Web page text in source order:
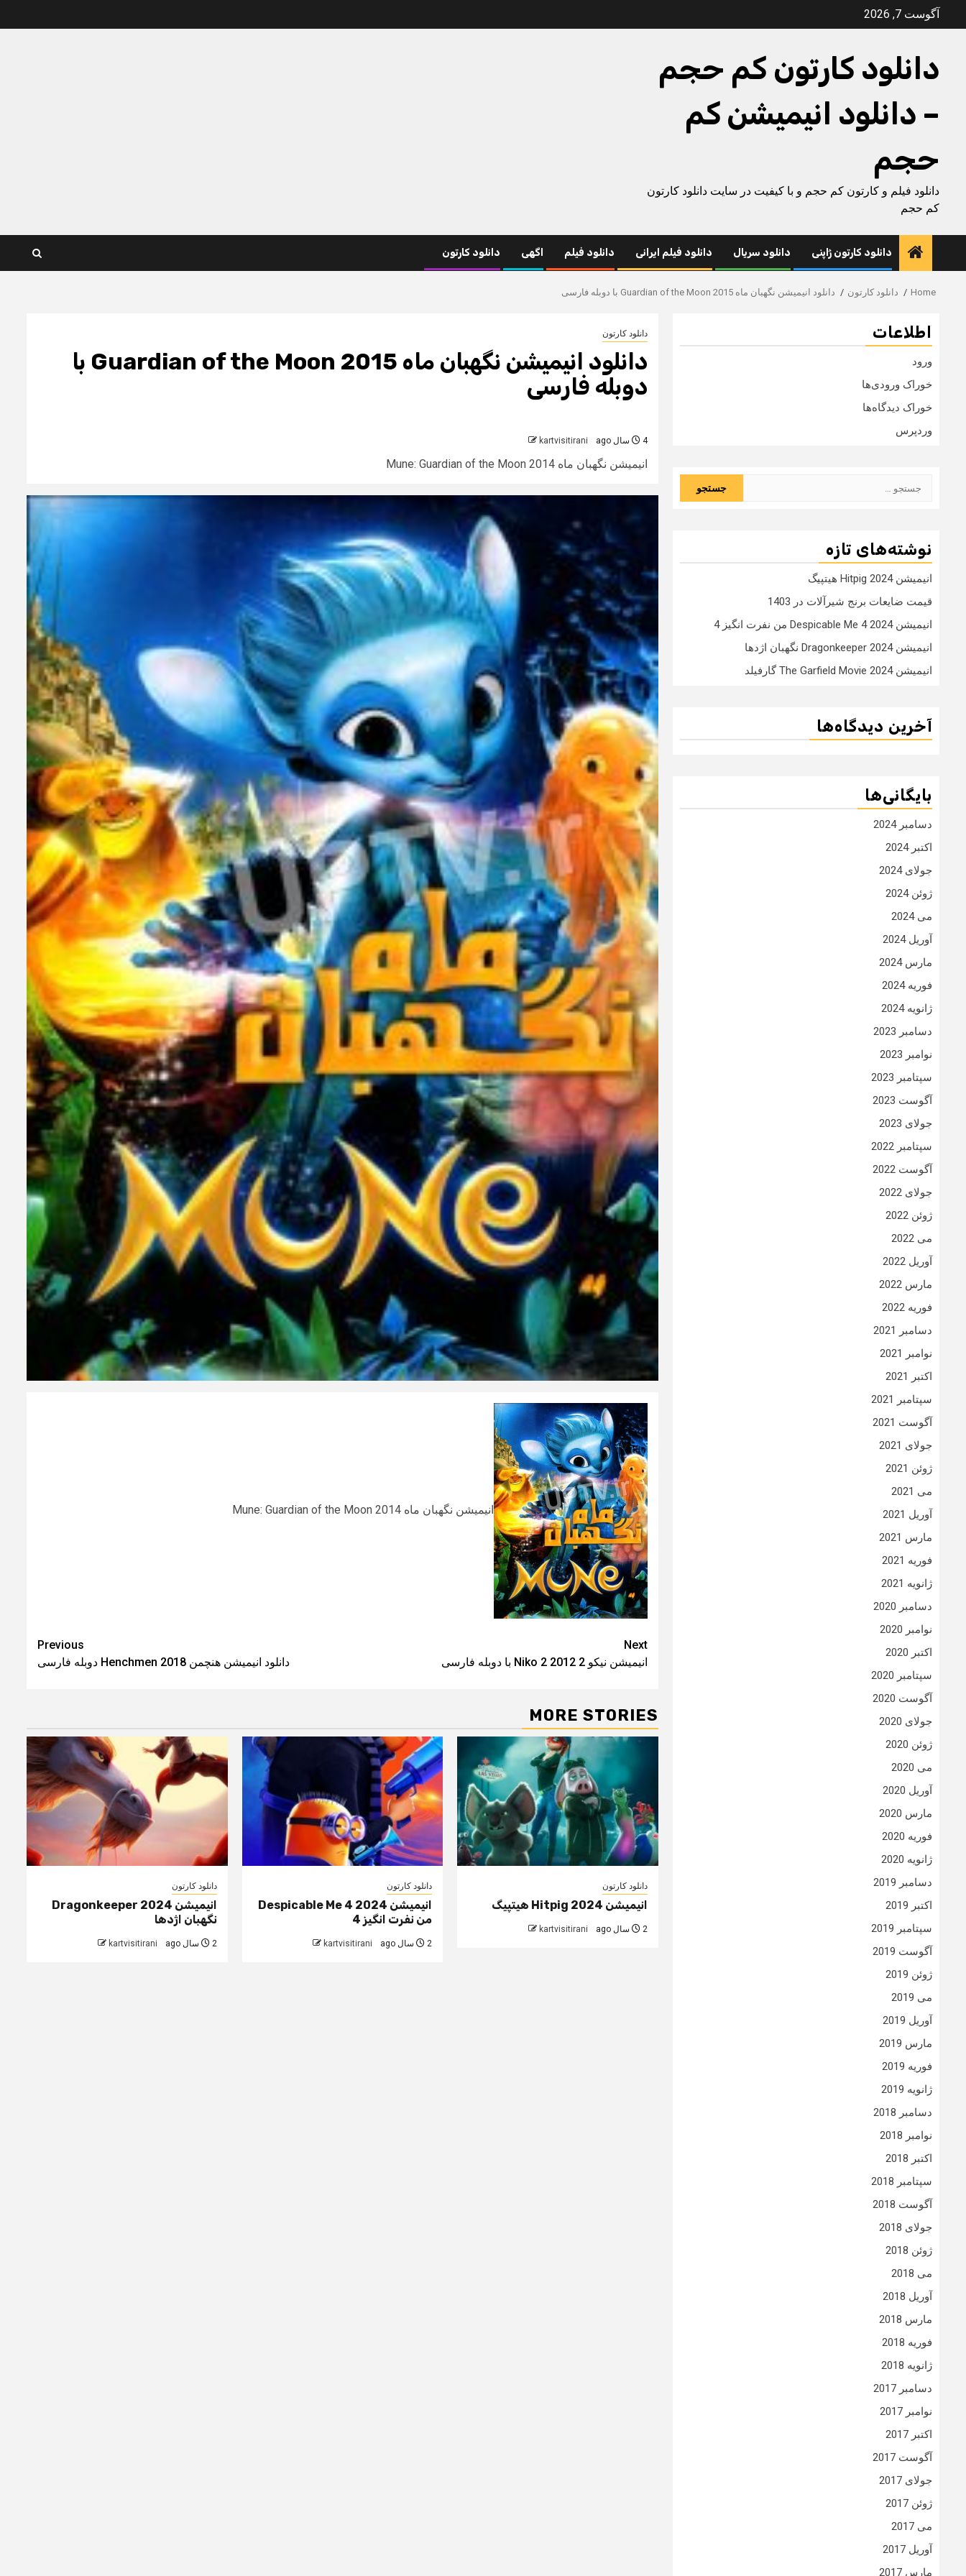
آگوست 7, 2026
دانلود کارتون کم حجم
– دانلود انیمیشن کم
حجم
دانلود فیلم و کارتون کم حجم و با کیفیت در سایت دانلود کارتون
کم حجم
دانلود کارتون ژاپنی دانلود سریال دانلود فیلم ایرانی دانلود فیلم اگهی دانلود کارتون
Home دانلود کارتون دانلود انیمیشن نگهبان ماه Guardian of the Moon 2015 با دوبله فارسی
دانلود کارتون
دانلود انیمیشن نگهبان ماه Guardian of the Moon 2015 با
دوبله فارسی
4 سال ago kartvisitirani
انیمیشن نگهبان ماه Mune: Guardian of the Moon 2014
انیمیشن نگهبان ماه Mune: Guardian of the Moon 2014
Post
navigation
Previous
دانلود انیمیشن هنچمن Henchmen 2018 دوبله فارسی
Next
انیمیشن نیکو 2 Niko 2 2012 با دوبله فارسی
MORE STORIES
دانلود کارتون
انیمیشن Hitpig 2024 هیتپیگ
2 سال ago kartvisitirani
دانلود کارتون
انیمیشن Despicable Me 4 2024
من نفرت انگیز 4
2 سال ago kartvisitirani
دانلود کارتون
انیمیشن Dragonkeeper 2024
نگهبان اژدها
2 سال ago kartvisitirani
اطلاعات
ورود
خوراک ورودی‌ها
خوراک دیدگاه‌ها
وردپرس
نوشته‌های تازه
انیمیشن Hitpig 2024 هیتپیگ
قیمت ضایعات برنج شیرآلات در 1403
انیمیشن Despicable Me 4 2024 من نفرت انگیز 4
انیمیشن Dragonkeeper 2024 نگهبان اژدها
انیمیشن The Garfield Movie 2024 گارفیلد
آخرین دیدگاه‌ها
بایگانی‌ها
دسامبر 2024
اکتبر 2024
جولای 2024
ژوئن 2024
می 2024
آوریل 2024
مارس 2024
فوریه 2024
ژانویه 2024
دسامبر 2023
نوامبر 2023
سپتامبر 2023
آگوست 2023
جولای 2023
سپتامبر 2022
آگوست 2022
جولای 2022
ژوئن 2022
می 2022
آوریل 2022
مارس 2022
فوریه 2022
دسامبر 2021
نوامبر 2021
اکتبر 2021
سپتامبر 2021
آگوست 2021
جولای 2021
ژوئن 2021
می 2021
آوریل 2021
مارس 2021
فوریه 2021
ژانویه 2021
دسامبر 2020
نوامبر 2020
اکتبر 2020
سپتامبر 2020
آگوست 2020
جولای 2020
ژوئن 2020
می 2020
آوریل 2020
مارس 2020
فوریه 2020
ژانویه 2020
دسامبر 2019
اکتبر 2019
سپتامبر 2019
آگوست 2019
ژوئن 2019
می 2019
آوریل 2019
مارس 2019
فوریه 2019
ژانویه 2019
دسامبر 2018
نوامبر 2018
اکتبر 2018
سپتامبر 2018
آگوست 2018
جولای 2018
ژوئن 2018
می 2018
آوریل 2018
مارس 2018
فوریه 2018
ژانویه 2018
دسامبر 2017
نوامبر 2017
اکتبر 2017
آگوست 2017
جولای 2017
ژوئن 2017
می 2017
آوریل 2017
مارس 2017